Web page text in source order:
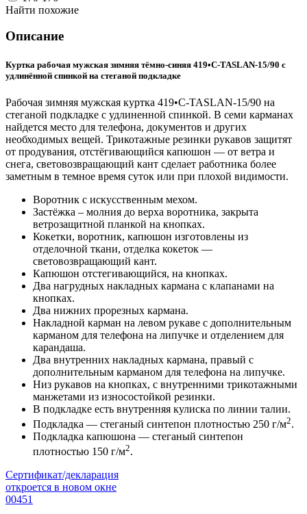
Найти похожие
Описание
Куртка рабочая мужская зимняя тёмно-синяя 419•C-TASLAN-15/90 с
удлинённой спинкой на стеганой подкладке
Рабочая зимняя мужская куртка 419•C-TASLAN-15/90 на
стеганой подкладке с удлиненной спинкой. В семи карманах
найдется место для телефона, документов и других
необходимых вещей. Трикотажные резинки рукавов защитят
от продувания, отстёгивающийся капюшон — от ветра и
снега, световозвращающий кант сделает работника более
заметным в темное время суток или при плохой видимости.
Воротник с искусственным мехом.
Застёжка – молния до верха воротника, закрыта
ветрозащитной планкой на кнопках.
Кокетки, воротник, капюшон изготовлены из
отделочной ткани, отделка кокеток —
световозвращающий кант.
Капюшон отстегивающийся, на кнопках.
Два нагрудных накладных кармана с клапанами на
кнопках.
Два нижних прорезных кармана.
Накладной карман на левом рукаве с дополнительным
карманом для телефона на липучке и отделением для
карандаша.
Два внутренних накладных кармана, правый с
дополнительным карманом для телефона на липучке.
Низ рукавов на кнопках, с внутренними трикотажными
манжетами из износостойкой резинки.
В подкладке есть внутренняя кулиска по линии талии.
Подкладка — стеганый синтепон плотностью 250 г/м2.
Подкладка капюшона — стеганый синтепон
плотностью 150 г/м2.
Сертификат/декларация
откроется в новом окне
00451